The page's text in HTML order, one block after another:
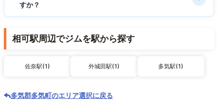
すか？
相可駅周辺でジムを駅から探す
佐奈駅(1) 外城田駅(1) 多気駅(1)
多気郡多気町のエリア選択に戻る